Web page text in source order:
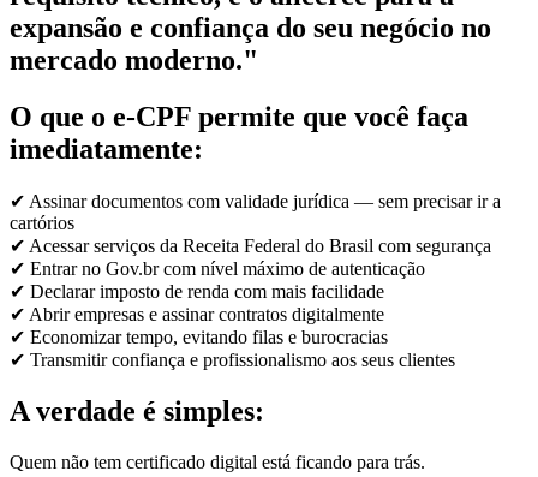
expansão e confiança do seu negócio no
mercado moderno."
O que o e-CPF permite que você faça
imediatamente:
✔ Assinar documentos com validade jurídica — sem precisar ir a
cartórios
✔ Acessar serviços da Receita Federal do Brasil com segurança
✔ Entrar no Gov.br com nível máximo de autenticação
✔ Declarar imposto de renda com mais facilidade
✔ Abrir empresas e assinar contratos digitalmente
✔ Economizar tempo, evitando filas e burocracias
✔ Transmitir confiança e profissionalismo aos seus clientes
A verdade é simples:
Quem não tem certificado digital está ficando para trás.